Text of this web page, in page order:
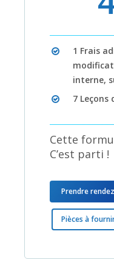
1 Frais
interne,
7 Leçons
Cette
C’est parti !
Prendre
Pièces à